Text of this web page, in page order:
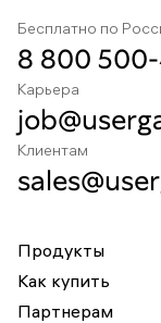
Бесплатно по
8 800
Карьера
Клиентам
Продукты
Как купить
Партнерам